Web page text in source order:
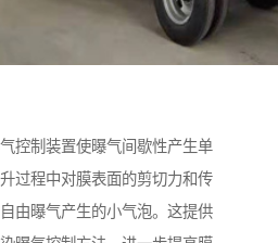
控制装置使曝气间歇性产生单
过程中对膜表面的剪切力和传
由曝气产生的小气泡。这提供